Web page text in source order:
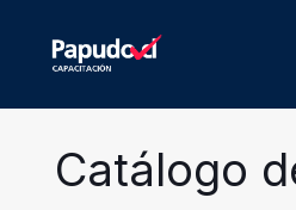
Catálogo